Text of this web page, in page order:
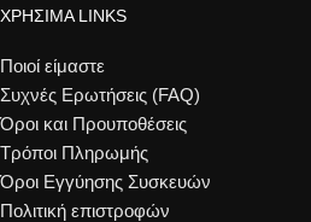
ΧΡΗΣΙΜΑ LINKS
Ποιοί είμαστε
Συχνές Ερωτήσεις (FAQ)
Όροι και Προυποθέσεις
Τρόποι Πληρωμής
Όροι Εγγύησης Συσκευών
Πολιτική επιστροφών